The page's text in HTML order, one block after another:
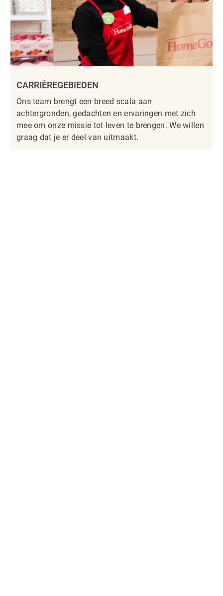
CARRIÈREGEBIEDEN
Ons team brengt een breed scala aan
achtergronden, gedachten en ervaringen met zich
mee om onze missie tot leven te brengen. We willen
graag dat je er deel van uitmaakt.